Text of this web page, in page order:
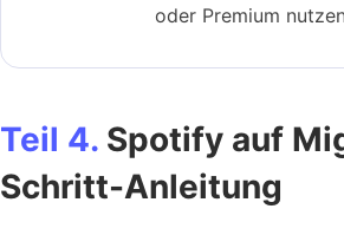
oder Premium
Teil 4. Spotify auf
Schritt-Anleitung